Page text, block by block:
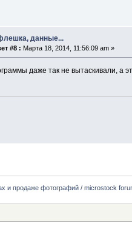
данные...
#8 : Марта 18, 2014, 11:56:09 am »
даже так не вытаскивали, а
и продаже фотографий / microstock